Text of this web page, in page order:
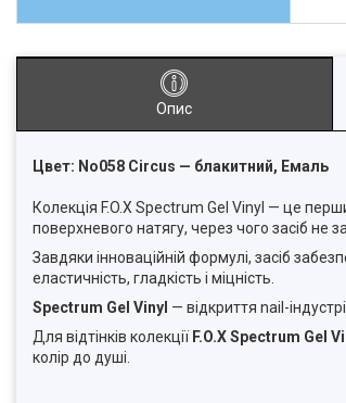
Опис
Цвет: No058 Circus — блакитний, Емаль
Колекція F.O.X Spectrum Gel Vinyl — це
поверхневого натягу, через чого засіб не
Завдяки інноваційній формулі, засіб
еластичність, гладкість і міцність.
Spectrum Gel Vinyl — відкриття nail-
Для відтінків колекції F.O.X Spectrum Gel
колір до душі.